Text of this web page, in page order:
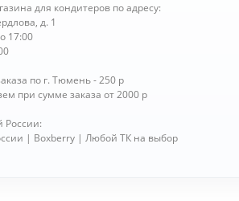
для кондитеров по адресу:
д. 1
17:00
по г. Тюмень - 250 р
при сумме заказа от 2000 р
России:
| Boxberry | Любой ТК на выбор